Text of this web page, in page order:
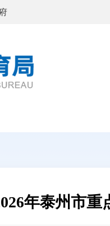
年泰州市